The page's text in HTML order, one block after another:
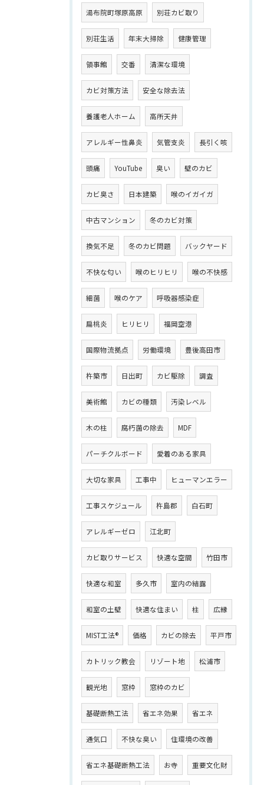
湯布院町塚原高原 別荘カビ取り
別荘生活 年末大掃除 健康管理
領事館 交番 清潔な環境
カビ対策方法 安全な除去法
養護老人ホーム 高所天井
アレルギー性鼻炎 気管支炎 長引く咳
頭痛 YouTube 臭い 壁のカビ
カビ臭さ 日本建築 喉のイガイガ
中古マンション 冬のカビ対策
換気不足 冬のカビ問題 バックヤード
不快な匂い 喉のヒリヒリ 喉の不快感
細菌 喉のケア 呼吸器感染症
扁桃炎 ヒリヒリ 福岡空港
国際物流拠点 労働環境 豊後高田市
杵築市 日出町 カビ駆除 調査
美術館 カビの種類 汚染レベル
木の柱 腐朽菌の除去 MDF
パーチクルボード 愛着のある家具
大切な家具 工事中 ヒューマンエラー
工事スケジュール 杵島郡 白石町
アレルギーゼロ 江北町
カビ取りサービス 快適な空間 竹田市
快適な和室 多久市 室内の結露
和室の土壁 快適な住まい 柱 広縁
MIST工法® 価格 カビの除去 平戸市
カトリック教会 リゾート地 松浦市
観光地 窓枠 窓枠のカビ
基礎断熱工法 省エネ効果 省エネ
通気口 不快な臭い 住環境の改善
省エネ基礎断熱工法 お寺 重要文化財